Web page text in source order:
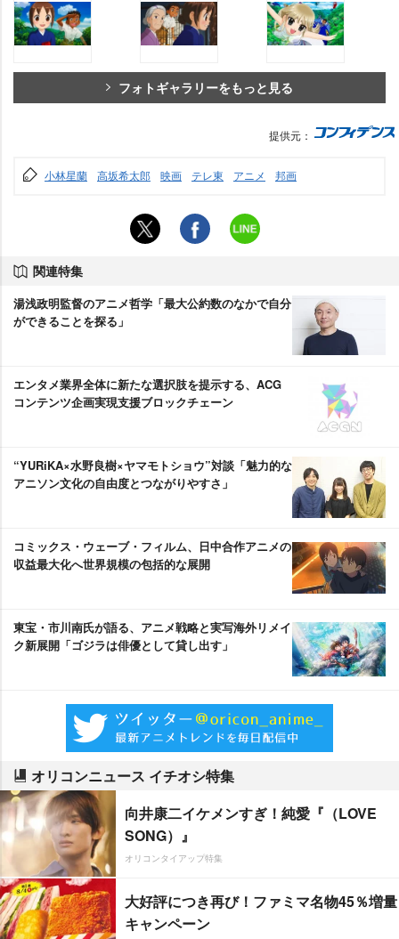
フォトギャラリーをもっと見る
提供元：
小林星蘭 高坂希太郎 映画 テレ東 アニメ 邦画
関連特集
湯浅政明監督のアニメ哲学「最大公約数のなかで自分
ができることを探る」
エンタメ業界全体に新たな選択肢を提示する、ACG
コンテンツ企画実現支援ブロックチェーン
“YURiKA×水野良樹×ヤマモトショウ”対談「魅力的な
アニソン文化の自由度とつながりやすさ」
コミックス・ウェーブ・フィルム、日中合作アニメの
収益最大化へ世界規模の包括的な展開
東宝・市川南氏が語る、アニメ戦略と実写海外リメイ
ク新展開「ゴジラは俳優として貸し出す」
オリコンニュース イチオシ特集
向井康二イケメンすぎ！純愛『（LOVE
SONG）』
オリコンタイアップ特集
大好評につき再び！ファミマ名物45％増量
キャンペーン